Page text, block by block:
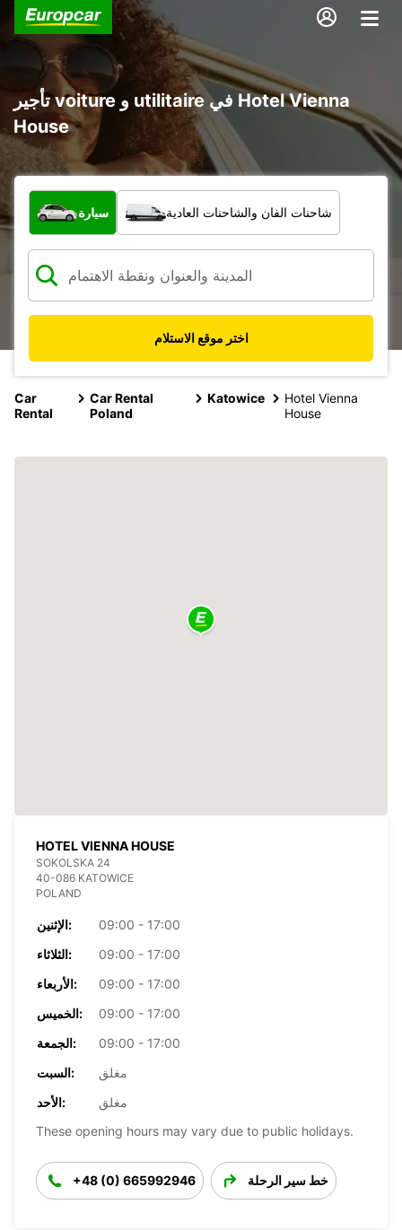
تأجير voiture و utilitaire في Hotel Vienna
House
ما نوع المركبة؟
سيارة شاحنات الفان والشاحنات العادية
اختر موقع الاستلام
Car
Rental
Car Rental
Poland
Katowice
Hotel Vienna
House
HOTEL VIENNA HOUSE
SOKOLSKA 24
40-086 KATOWICE
POLAND
الإثنين:
09:00 - 17:00
الثلاثاء:
09:00 - 17:00
الأربعاء:
09:00 - 17:00
الخميس:
09:00 - 17:00
الجمعة:
09:00 - 17:00
السبت:
مغلق
الأحد:
مغلق
These opening hours may vary due to public holidays.
+48 (0) 665992946 خط سير الرحلة